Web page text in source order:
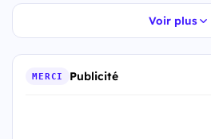
Voir plus
MERCI Publicité